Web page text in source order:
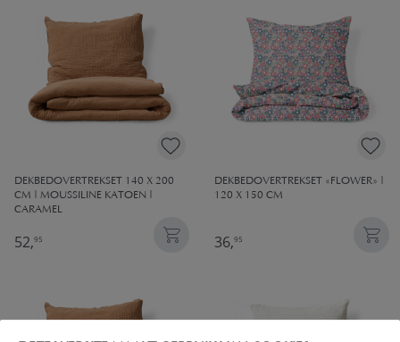
DEKBEDOVERTREKSET 140 X 200
CM | MOUSSILINE KATOEN |
CARAMEL
52,95
DEKBEDOVERTREKSET «FLOWER» |
120 X 150 CM
36,95